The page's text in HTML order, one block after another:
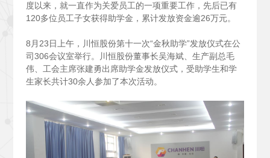
度以来，就一直作为关爱员工的一项重要工作，先后已有
120多位员工子女获得助学金，累计发放资金逾26万元。
8 月23日上午，川恒股份第十一次“金秋助学”发放仪式在公
司306会议室举行。川恒股份董事长吴海斌、生产副总毛
伟、工会主席张建勇出席助学金发放仪式，受助学生和学
生家长共计30余人参加了本次活动。